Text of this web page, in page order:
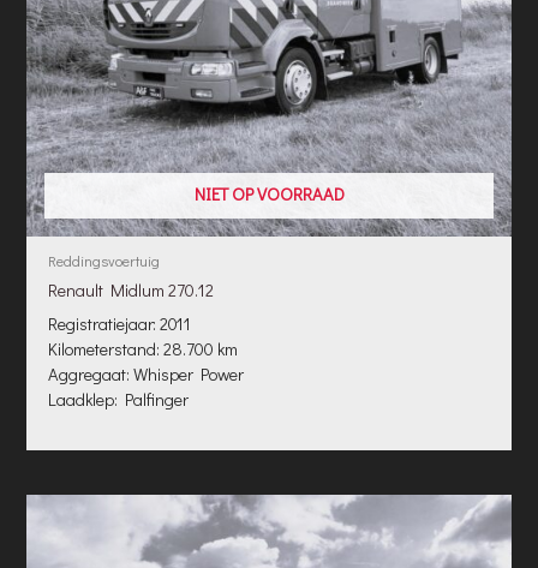
NIET OP VOORRAAD
Reddingsvoertuig
Renault Midlum 270.12
Registratiejaar: 2011
Kilometerstand: 28.700 km
Aggregaat: Whisper Power
Laadklep: Palfinger